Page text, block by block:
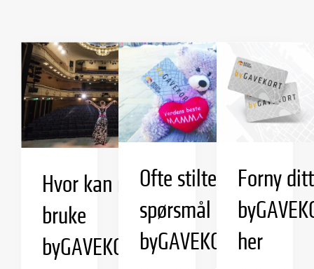
Hvor kan man
bruke
byGAVEKORT?
Ofte stilte
spørsmål om
byGAVEKORT
Forny ditt
her